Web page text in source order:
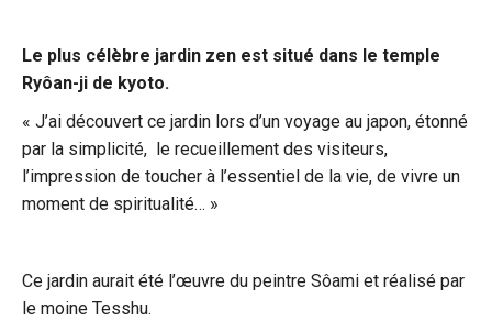
Le plus célèbre jardin zen est situé dans le temple
Ryôan-ji de kyoto.
« J’ai découvert ce jardin lors d’un voyage au japon, étonné
par la simplicité, le recueillement des visiteurs,
l’impression de toucher à l’essentiel de la vie, de vivre un
moment de spiritualité… »
Ce jardin aurait été l’œuvre du peintre Sôami et réalisé par
le moine Tesshu.